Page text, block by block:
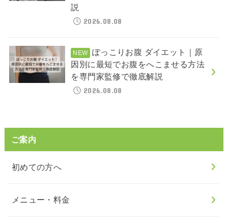
説
2026.08.08
ぽっこりお腹 ダイエット｜原
因別に最短でお腹をへこませる方法
を専門家監修で徹底解説
2026.08.08
ご案内
初めての方へ
メニュー・料金